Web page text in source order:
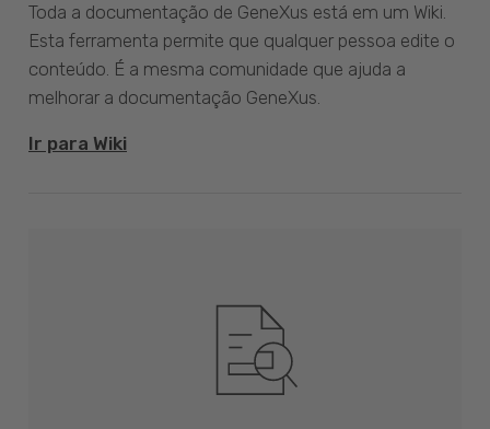
Toda a documentação de GeneXus está em um Wiki.
Esta ferramenta permite que qualquer pessoa edite o
conteúdo. É a mesma comunidade que ajuda a
melhorar a documentação GeneXus.
Ir para Wiki